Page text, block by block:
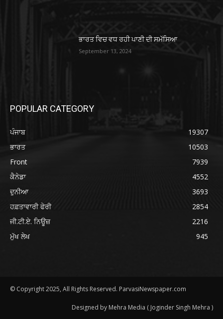
ਭਾਰਤ ਵਿਚ ਵਧ ਰਹੀ ਪਾਣੀ ਦੀ ਸਮੱਸਿਆ
September 13, 2024
POPULAR CATEGORY
ਪੰਜਾਬ
19307
ਭਾਰਤ
10503
Front
7939
ਕੈਨੇਡਾ
4552
ਦੁਨੀਆ
3693
ਹਫ਼ਤਾਵਾਰੀ ਫੇਰੀ
2854
ਜੀ.ਟੀ.ਏ. ਨਿਊਜ਼
2216
ਮੁੱਖ ਲੇਖ
945
© Copyright 2025, All Rights Reserved. ParvasiNewspaper.com
Designed by Mehra Media ( Joginder Singh Mehra )